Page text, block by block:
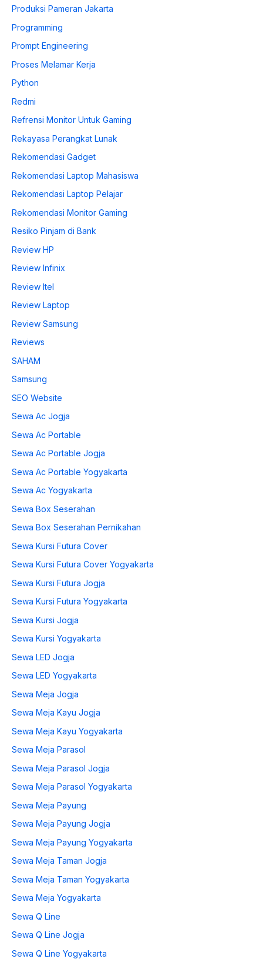
Produksi Pameran Jakarta
Programming
Prompt Engineering
Proses Melamar Kerja
Python
Redmi
Refrensi Monitor Untuk Gaming
Rekayasa Perangkat Lunak
Rekomendasi Gadget
Rekomendasi Laptop Mahasiswa
Rekomendasi Laptop Pelajar
Rekomendasi Monitor Gaming
Resiko Pinjam di Bank
Review HP
Review Infinix
Review Itel
Review Laptop
Review Samsung
Reviews
SAHAM
Samsung
SEO Website
Sewa Ac Jogja
Sewa Ac Portable
Sewa Ac Portable Jogja
Sewa Ac Portable Yogyakarta
Sewa Ac Yogyakarta
Sewa Box Seserahan
Sewa Box Seserahan Pernikahan
Sewa Kursi Futura Cover
Sewa Kursi Futura Cover Yogyakarta
Sewa Kursi Futura Jogja
Sewa Kursi Futura Yogyakarta
Sewa Kursi Jogja
Sewa Kursi Yogyakarta
Sewa LED Jogja
Sewa LED Yogyakarta
Sewa Meja Jogja
Sewa Meja Kayu Jogja
Sewa Meja Kayu Yogyakarta
Sewa Meja Parasol
Sewa Meja Parasol Jogja
Sewa Meja Parasol Yogyakarta
Sewa Meja Payung
Sewa Meja Payung Jogja
Sewa Meja Payung Yogyakarta
Sewa Meja Taman Jogja
Sewa Meja Taman Yogyakarta
Sewa Meja Yogyakarta
Sewa Q Line
Sewa Q Line Jogja
Sewa Q Line Yogyakarta